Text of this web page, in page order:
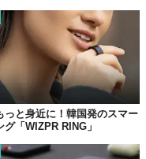
っと身近に！韓国発のスマー
グ「WIZPR RING」